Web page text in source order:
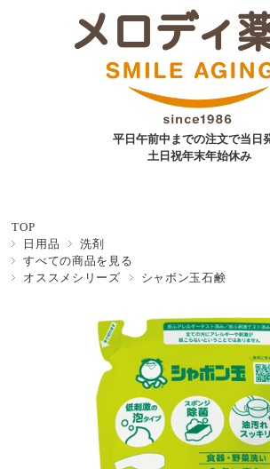
平日午前中までの注文で当日
土日祝年末年始休み
TOP
日用品
洗剤
すべての商品を見る
オススメシリーズ
シャボン玉石鹸